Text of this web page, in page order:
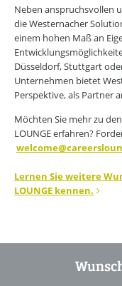
Neben anspruchsvollen
die Westernacher
einem hohen Maß an
Düsseldorf, Stuttgart
Unternehmen bietet
Perspektive, als Partner
Möchten Sie mehr zu
LOUNGE erfahren?
welcome@
Lernen Sie weitere
LOUNGE kennen.